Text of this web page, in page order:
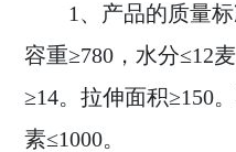
1 、 产品的质量
容重≥780，水分≤12
≥14。拉伸面积≥150
素≤1000。